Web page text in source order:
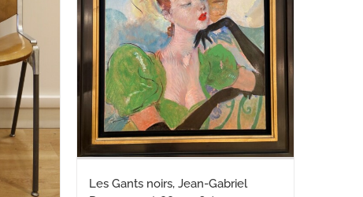
Les Gants noirs, Jean-Gabriel